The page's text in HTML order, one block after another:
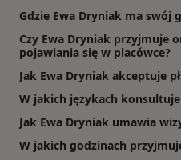
Gdzie Ewa Dryniak ma swój
Czy Ewa Dryniak przyjmuje
pojawiania się w placówce?
Jak Ewa Dryniak akceptuje
W jakich językach
Jak Ewa Dryniak umawia
W jakich godzinach